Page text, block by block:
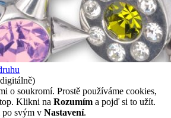
o soukromí. Prostě používáme cookies,
Klikni na Rozumím a pojď si to užít.
po svým v Nastavení.